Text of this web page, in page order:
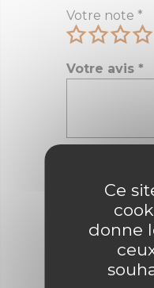
Votre note *
Votre avis *
E-mail
Ce
donne